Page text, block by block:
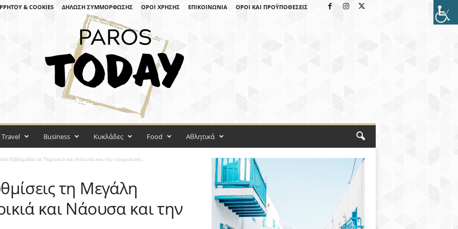
& COOKIES ΔΉΛΩΣΗ ΣΥΜΜΌΡΦΩΣΗΣ ΌΡΟΙ ΧΡΉΣΗΣ ΕΠΙΚΟΙΝΩΝΊΑ ΌΡΟΙ ΚΑΙ ΠΡΟΫΠΟΘΈΣΕΙΣ
Travel Business Κυκλάδες Food Αθλητικά
Εβδομάδα σε Παροικιά και Νάουσα και την τουριστική...
τη Μεγάλη
και Νάουσα και την